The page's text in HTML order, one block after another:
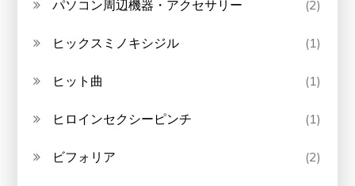
パソコン周辺機器・アクセサリー (2)
ヒックスミノキシジル (1)
ヒット曲 (1)
ヒロインセクシーピンチ (1)
ビフォリア (2)